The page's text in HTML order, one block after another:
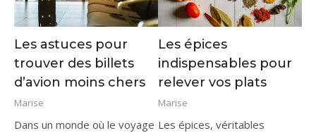
Les astuces pour
trouver des billets
d’avion moins chers
Marise
Dans un monde où le voyage
Les épices
indispensables pour
relever vos plats
Marise
Les épices, véritables